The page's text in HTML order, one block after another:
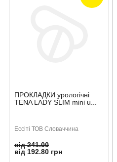
ПРОКЛАДКИ урологічні
TENA LADY SLIM mini u...
Ессіті ТОВ Словаччина
від 241.00
від 192.80 грн